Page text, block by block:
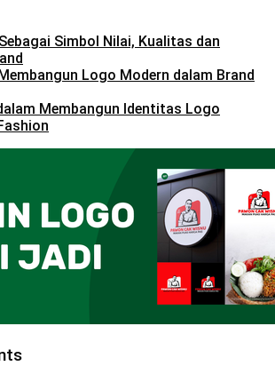
Simbol Nilai, Kualitas dan
Logo Modern dalam Brand
Membangun Identitas Logo